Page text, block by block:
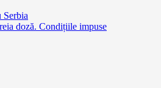
doză. Condițiile impuse